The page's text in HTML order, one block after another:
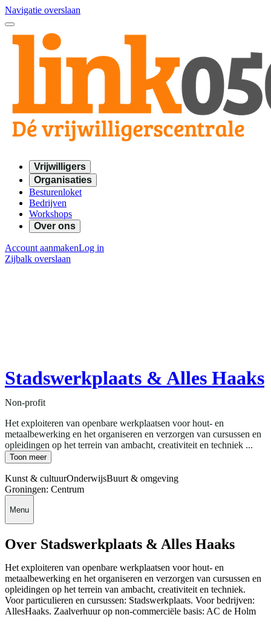
Navigatie overslaan
Vrijwilligers
Organisaties
Besturenloket
Bedrijven
Workshops
Over ons
Account aanmakenLog in
Zijbalk overslaan
Stadswerkplaats & Alles Haaks
Non-profit
Het exploiteren van openbare werkplaatsen voor hout- en
metaalbewerking en het organiseren en verzorgen van cursussen en
opleidingen op het terrein van ambacht, creativiteit en techniek ...
Toon meer
Kunst & cultuurOnderwijsBuurt & omgeving
Groningen: Centrum
Menu
Over Stadswerkplaats & Alles Haaks
Het exploiteren van openbare werkplaatsen voor hout- en
metaalbewerking en het organiseren en verzorgen van cursussen en
opleidingen op het terrein van ambacht, creativiteit en techniek.
Voor particulieren en cursussen: Stadswerkplaats. Voor bedrijven:
AllesHaaks. Zaalverhuur op non-commerciële basis: AC de Holm